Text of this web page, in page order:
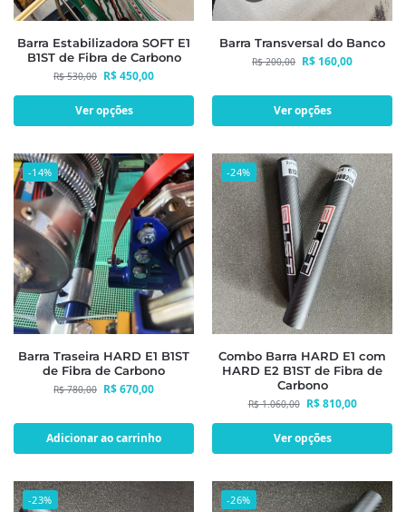
Barra Estabilizadora SOFT E1
B1ST de Fibra de Carbono
R$530,00 R$450,00
Ver opções
Barra Transversal do Banco
R$200,00 R$ 160,00
Ver opções
-14%
Barra Traseira HARD E1 B1ST
de Fibra de Carbono
R$780,00 R$670,00
Adicionar ao carrinho
-24%
Combo Barra HARD E1 com
HARD E2 B1ST de Fibra de
Carbono
R$1.060,00 R$810,00
Ver opções
-23% -26%